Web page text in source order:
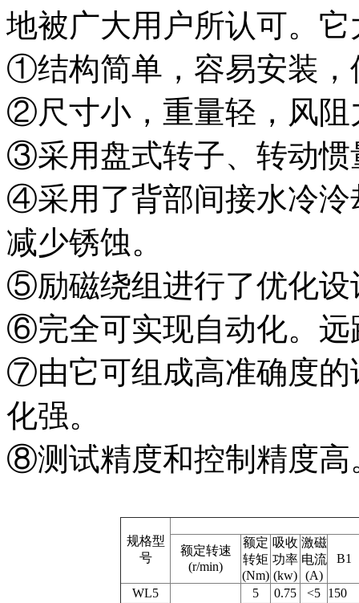
地被广大用户所认可。
①结构简单，容易安装，
②尺寸小，重量轻，风阻
③采用盘式转子、转动惯
④采用了背部间接水冷泠
减少锈蚀。
⑤励磁绕组进行了优化设
⑥完全可实现自动化。远
⑦由它可组成高准确度的
化强。
⑧测试精度和控制精度高
规格型
号
额定转速
(r/min)
额定
转矩
(Nm)
吸收
功率
(kw)
激磁
电流
(A)
B1
WL5 5 0.75 <5 150